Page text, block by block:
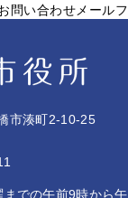
問い合わせメール
市湊町2-10-25
での午前9時から